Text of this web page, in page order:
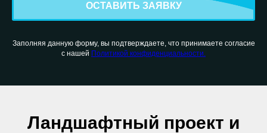
ОСТАВИТЬ ЗАЯВКУ
Заполняя данную форму, вы подтверждаете, что принимаете согласие
с нашей Политикой конфиденциальности.
Ландшафтный проект и